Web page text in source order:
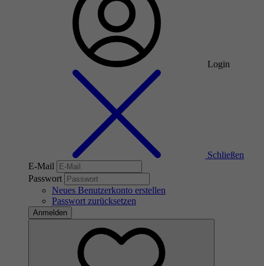
Login
Schließen
E-Mail
Passwort
Neues Benutzerkonto erstellen
Passwort zurücksetzen
Anmelden